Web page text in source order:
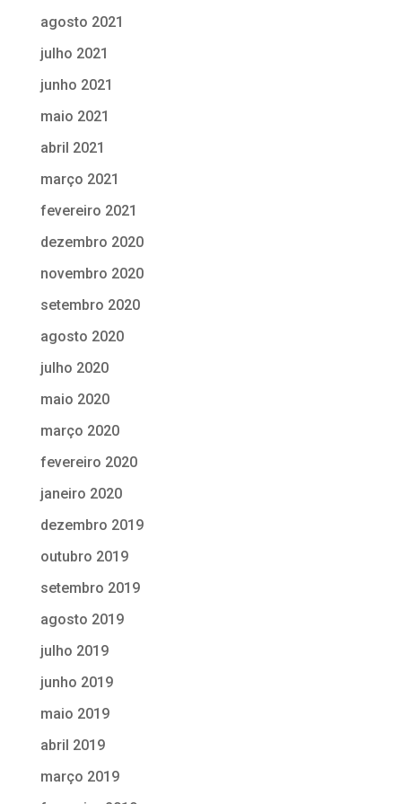
agosto 2021
julho 2021
junho 2021
maio 2021
abril 2021
março 2021
fevereiro 2021
dezembro 2020
novembro 2020
setembro 2020
agosto 2020
julho 2020
maio 2020
março 2020
fevereiro 2020
janeiro 2020
dezembro 2019
outubro 2019
setembro 2019
agosto 2019
julho 2019
junho 2019
maio 2019
abril 2019
março 2019